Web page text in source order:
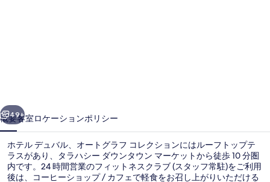
オ
ー
ト
グ
次へ
49+
概要客室ロケーションポリシー
ホテル デュバル、オートグラフ コレクションにはルーフトップテ
ラスがあり、タラハシー ダウンタウン マーケットから徒歩 10 分圏
内です。24 時間営業のフィットネスクラブ (スタッフ常駐)をご利用
後は、コーヒーショップ / カフェで軽食をお召し上がりいただける